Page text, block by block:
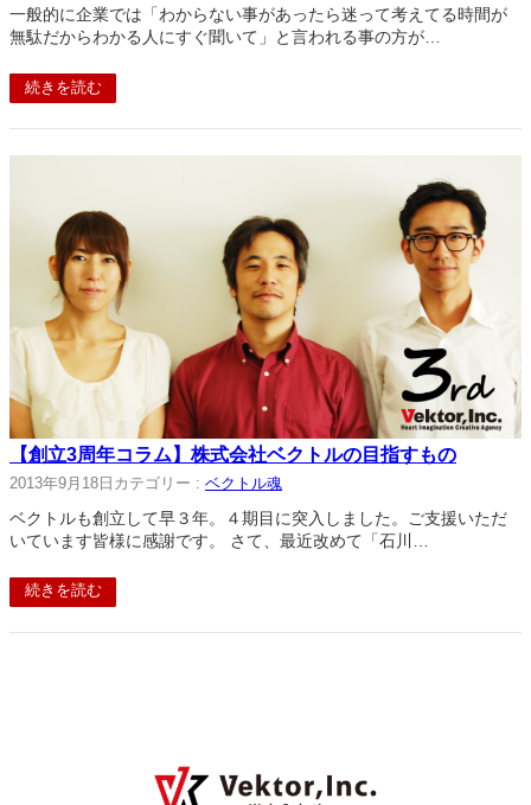
一般的に企業では「わからない事があったら迷って考えてる時間が
無駄だからわかる人にすぐ聞いて」と言われる事の方が…
続きを読む
【創立3周年コラム】株式会社ベクトルの目指すもの
2013年9月18日 カテゴリー : ベクトル魂
ベクトルも創立して早３年。４期目に突入しました。ご支援いただ
いています皆様に感謝です。 さて、最近改めて「石川…
続きを読む